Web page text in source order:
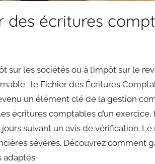
des écritures
sur les sociétés ou à l’impôt sur le
: le Fichier des Écritures
un élément clé de la gestion
écritures comptables d’un
suivant un avis de vérification.
sévères. Découvrez comment